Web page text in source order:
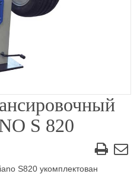
S 820
S820 укомплектован